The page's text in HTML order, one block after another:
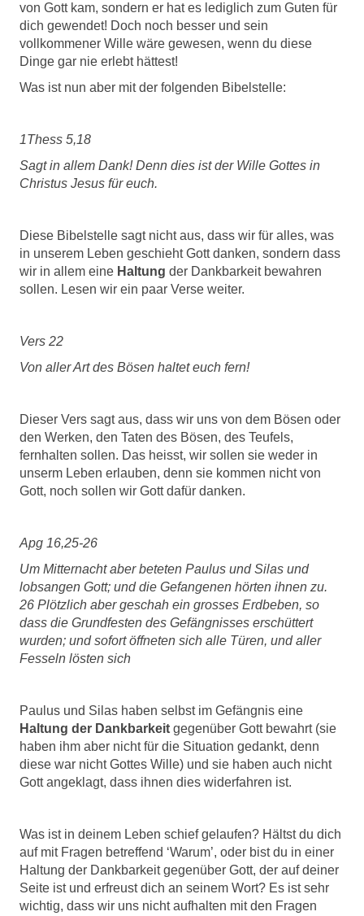
von Gott kam, sondern er hat es lediglich zum Guten für
dich gewendet! Doch noch besser und sein
vollkommener Wille wäre gewesen, wenn du diese
Dinge gar nie erlebt hättest!
Was ist nun aber mit der folgenden Bibelstelle:
1Thess 5,18
Sagt in allem Dank! Denn dies ist der Wille Gottes in
Christus Jesus für euch.
Diese Bibelstelle sagt nicht aus, dass wir für alles, was
in unserem Leben geschieht Gott danken, sondern dass
wir in allem eine Haltung der Dankbarkeit bewahren
sollen. Lesen wir ein paar Verse weiter.
Vers 22
Von aller Art des Bösen haltet euch fern!
Dieser Vers sagt aus, dass wir uns von dem Bösen oder
den Werken, den Taten des Bösen, des Teufels,
fernhalten sollen. Das heisst, wir sollen sie weder in
unserm Leben erlauben, denn sie kommen nicht von
Gott, noch sollen wir Gott dafür danken.
Apg 16,25-26
Um Mitternacht aber beteten Paulus und Silas und
lobsangen Gott; und die Gefangenen hörten ihnen zu.
26 Plötzlich aber geschah ein grosses Erdbeben, so
dass die Grundfesten des Gefängnisses erschüttert
wurden; und sofort öffneten sich alle Türen, und aller
Fesseln lösten sich
Paulus und Silas haben selbst im Gefängnis eine
Haltung der Dankbarkeit gegenüber Gott bewahrt (sie
haben ihm aber nicht für die Situation gedankt, denn
diese war nicht Gottes Wille) und sie haben auch nicht
Gott angeklagt, dass ihnen dies widerfahren ist.
Was ist in deinem Leben schief gelaufen? Hältst du dich
auf mit Fragen betreffend ‘Warum’, oder bist du in einer
Haltung der Dankbarkeit gegenüber Gott, der auf deiner
Seite ist und erfreust dich an seinem Wort? Es ist sehr
wichtig, dass wir uns nicht aufhalten mit den Fragen